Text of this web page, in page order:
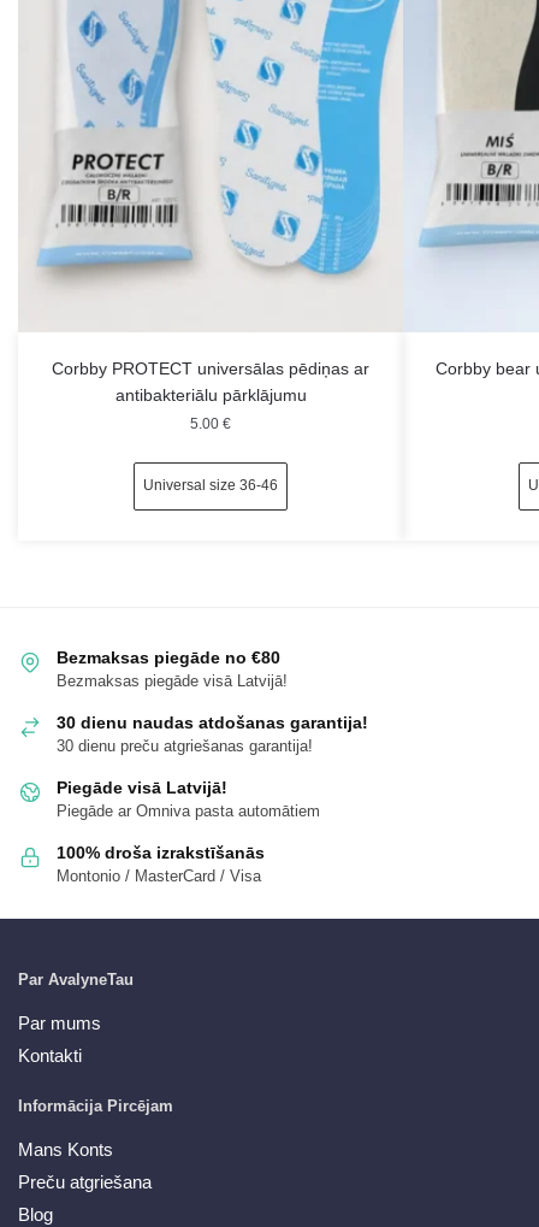
Corbby PROTECT universālas pēdiņas ar
antibakteriālu pārklājumu
5.00 €
Universal size 36-46
Corbby bear
Bezmaksas piegāde no €80
Bezmaksas piegāde visā Latvijā!
30 dienu naudas atdošanas garantija!
30 dienu preču atgriešanas garantija!
Piegāde visā Latvijā!
Piegāde ar Omniva pasta automātiem
100% droša izrakstīšanās
Montonio / MasterCard / Visa
Par AvalyneTau
Par mums
Kontakti
Informācija Pircējam
Mans Konts
Preču atgriešana
Blog